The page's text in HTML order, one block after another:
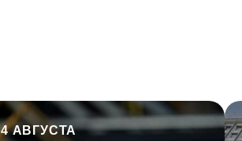
4 АВГУСТА